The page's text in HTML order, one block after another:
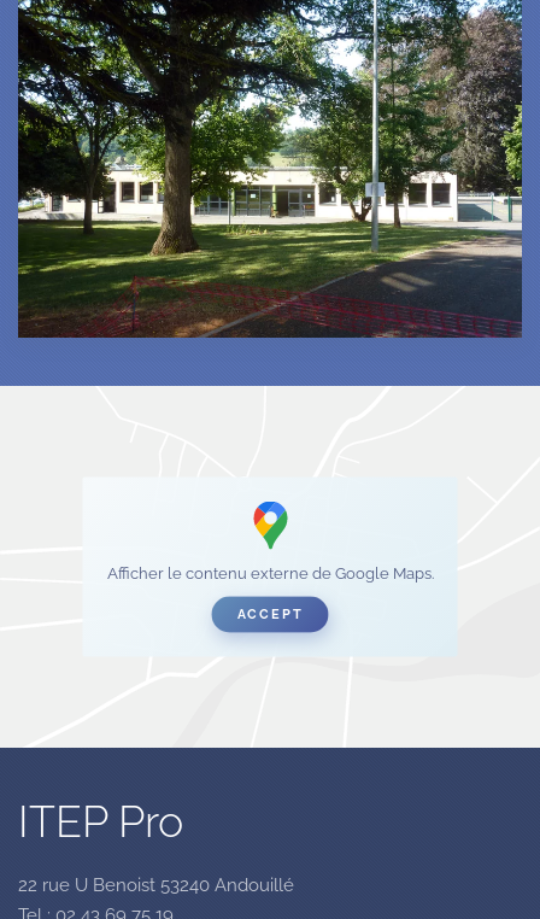
Afficher le contenu externe de Google Maps.
ACCEPT
ITEP Pro
22 rue U Benoist 53240 Andouillé